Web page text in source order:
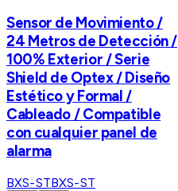
Sensor de Movimiento /
24 Metros de Detección /
100% Exterior / Serie
Shield de Optex / Diseño
Estético y Formal /
Cableado / Compatible
con cualquier panel de
alarma
BXS-STBXS-ST